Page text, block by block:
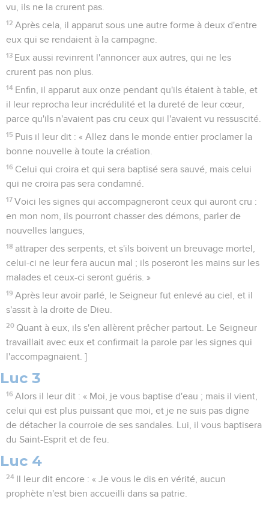
vu, ils ne la crurent pas.
12 Après cela, il apparut sous une autre forme à deux d'entre
eux qui se rendaient à la campagne.
13 Eux aussi revinrent l'annoncer aux autres, qui ne les
crurent pas non plus.
14 Enfin, il apparut aux onze pendant qu'ils étaient à table, et
il leur reprocha leur incrédulité et la dureté de leur cœur,
parce qu'ils n'avaient pas cru ceux qui l'avaient vu ressuscité.
15 Puis il leur dit : « Allez dans le monde entier proclamer la
bonne nouvelle à toute la création.
16 Celui qui croira et qui sera baptisé sera sauvé, mais celui
qui ne croira pas sera condamné.
17 Voici les signes qui accompagneront ceux qui auront cru :
en mon nom, ils pourront chasser des démons, parler de
nouvelles langues,
18 attraper des serpents, et s'ils boivent un breuvage mortel,
celui-ci ne leur fera aucun mal ; ils poseront les mains sur les
malades et ceux-ci seront guéris. »
19 Après leur avoir parlé, le Seigneur fut enlevé au ciel, et il
s'assit à la droite de Dieu.
20 Quant à eux, ils s'en allèrent prêcher partout. Le Seigneur
travaillait avec eux et confirmait la parole par les signes qui
l'accompagnaient. ]
Luc 3
16 Alors il leur dit : « Moi, je vous baptise d'eau ; mais il vient,
celui qui est plus puissant que moi, et je ne suis pas digne
de détacher la courroie de ses sandales. Lui, il vous baptisera
du Saint-Esprit et de feu.
Luc 4
24
Il leur dit encore : « Je vous le dis en vérité, aucun
prophète n'est bien accueilli dans sa patrie.